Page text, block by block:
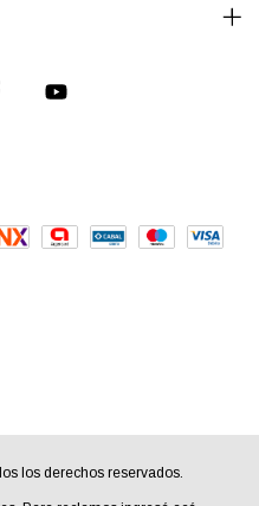
los derechos reservados.